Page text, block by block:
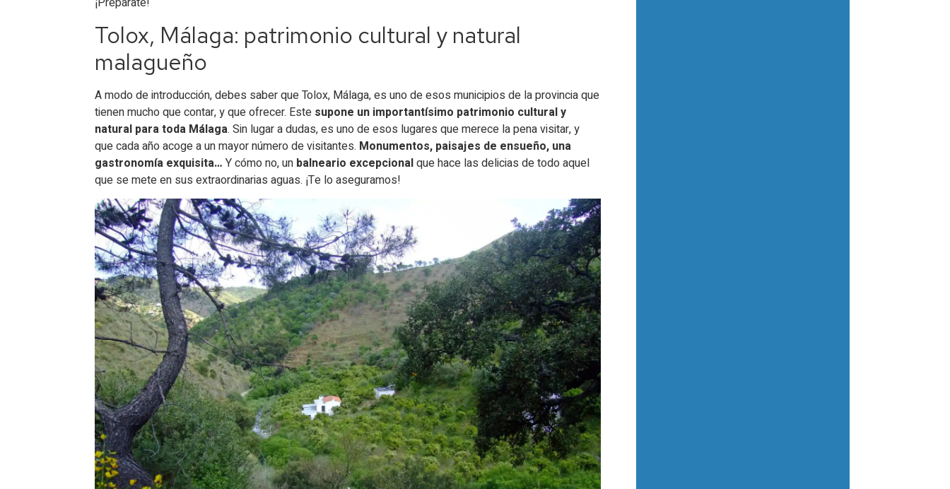
Cañada de las Carnicerías
Balneario de Tolox: Balneario de Fuente Amargosa
Balneario de Tolox: tratamientos​
Balneario de Tolox: precio
Balneario de tolox: apertura y cierre​
Balneario de Tolox: ¿cómo llegar​?
¿Dónde comer en Tolox?
¿Dónde dormir en Tolox?
Camping en Tolox, Málaga​
Casa rural en Tolox, Málaga
De Málaga a Tolox, ¿cuántos kilómetros hay?
Tolox, Málaga: mapa​
Tolox, Málaga, ¿cómo llegar?
Tolox, Málaga: patrimonio cultural y natural
malagueño
A modo de introducción, debes saber que Tolox, Málaga, es uno de esos municipios de la provincia que
tienen mucho que contar, y que ofrecer. Este supone un importantísimo patrimonio cultural y
natural para toda Málaga. Sin lugar a dudas, es uno de esos lugares que merece la pena visitar, y
que cada año acoge a un mayor número de visitantes. Monumentos, paisajes de ensueño, una
gastronomía exquisita… Y cómo no, un balneario excepcionalque hace las delicias de todo aquel
que se mete en sus extraordinarias aguas. ¡Te lo aseguramos!